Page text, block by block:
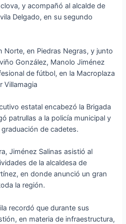
y acompañó al alcalde de
Delgado, en su segundo
Norte, en Piedras Negras, y junto
González, Manolo Jiménez
de fútbol, en la Macroplaza
Villamagia
estatal encabezó la Brigada
patrullas a la policía municipal y
de cadetes.
Jiménez Salinas asistió al
de la alcaldesa de
en donde anunció un gran
la región.
recordó que durante sus
en materia de infraestructura,